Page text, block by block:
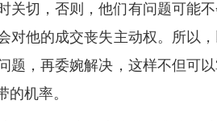
关切，否则，他们有问题可能
对他的成交丧失主动权。所以
题，再委婉解决，这样不但可
机率。